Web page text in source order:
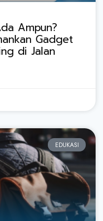
Ampun?
Gadget
di Jalan
EDUKASI